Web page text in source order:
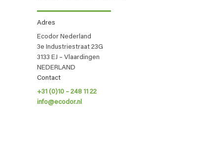
Adres
Ecodor Nederland
3e Industriestraat 23G
3133 EJ – Vlaardingen
NEDERLAND
Contact
+31 (0)10 – 248 11 22
info@ecodor.nl